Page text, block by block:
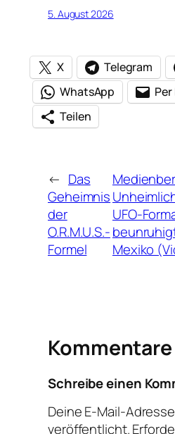
5. August 2026
X Telegram
WhatsApp
Teilen
← Das
Geheimnis
der
O.R.M.U.S.-
Formel
UFO-
Mexiko
Kommentare
Schreibe einen
Deine E-Mail-
veröffentlicht.